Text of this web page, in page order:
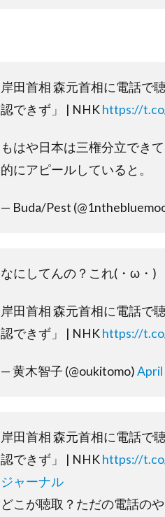
岸田首相 森元首相に電話で
認できず」 | NHKhttps://
もはや日本は三権分立でき
的にアピールしていると。
— Buda/Pest
なにしてんの？これ(・ω・)
岸田首相 森元首相に電話で
認できず」 | NHKhttps://
— 黄木智子 (@oukitomo)April
岸田首相 森元首相に電話で
認できず」 | NHKhttps://
ジャーナル
どこが聴取？ただの電話の